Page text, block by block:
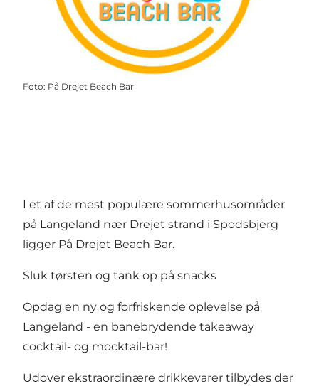
Foto: På Drejet Beach Bar
I et af de mest populære sommerhusområder
på Langeland nær Drejet strand i Spodsbjerg
ligger På Drejet Beach Bar.
Sluk tørsten og tank op på snacks
Opdag en ny og forfriskende oplevelse på
Langeland - en banebrydende takeaway
cocktail- og mocktail-bar!
Udover ekstraordinære drikkevarer tilbydes der